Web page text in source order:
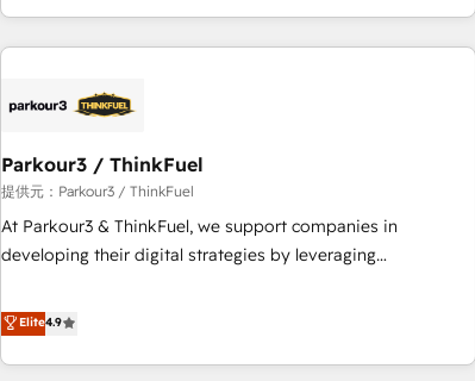
HubSpot réussies - 40 experts conseil - 150 certifications
team brings over a decade of experience to the table, along
with deep knowledge of the HubSpot platform and
helping our customers grow and finding solutions that fit
Frog in the HubSpot ecosystem leading the way for
customers!" - Yamini Rangan, CEO of HubSpot “Our
experience with the team at Blue Frog has been nothing
short of extraordinary. Their years of experience and quality
delivering remarkable experiences for our most
sophisticated clients.” - Brian Garvey, VP, Solutions Partner
Parkour3 / ThinkFuel
提供元：Parkour3 / ThinkFuel
At Parkour3 & ThinkFuel, we support companies in
developing their digital strategies by leveraging
processes to generate growth. Our offer spans from
Strategy to Operations. We specialize in CRM onboarding
and implementation, web design, sales & marketing
Elite4.9